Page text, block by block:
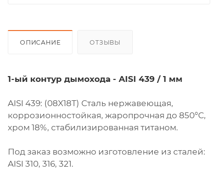
ОПИСАНИЕ ОТЗЫВЫ
1-ый контур дымохода - AISI 439 / 1 мм
AISI 439: (08X18Т) Сталь нержавеющая,
коррозионностойкая, жаропрочная до 850°С,
хром 18%, стабилизированная титаном.
Под заказ возможно изготовление из сталей:
AISI 310, 316, 321.